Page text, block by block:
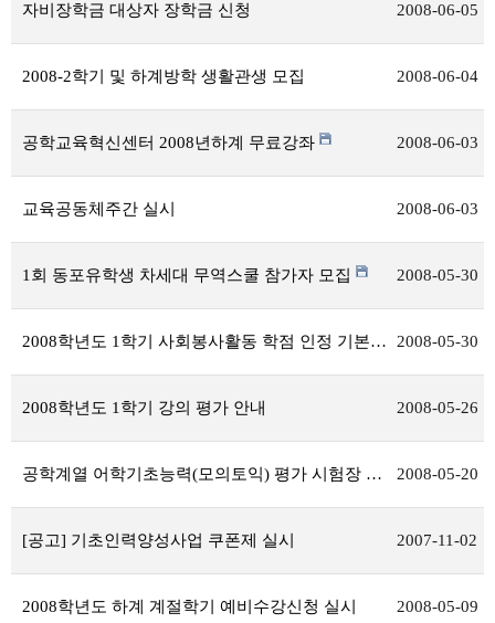
자비장학금 대상자 장학금 신청 2008-06-05
2008-2학기 및 하계방학 생활관생 모집 2008-06-04
공학교육혁신센터 2008년하계 무료강좌 2008-06-03
교육공동체주간 실시 2008-06-03
1회 동포유학생 차세대 무역스쿨 참가자 모집 2008-05-30
2008학년도 1학기 사회봉사활동 학점 인정 기본소양교육 특강 안내 2008-05-30
2008학년도 1학기 강의 평가 안내 2008-05-26
공학계열 어학기초능력(모의토익) 평가 시험장 안내 2008-05-20
[공고] 기초인력양성사업 쿠폰제 실시 2007-11-02
2008학년도 하계 계절학기 예비수강신청 실시 2008-05-09